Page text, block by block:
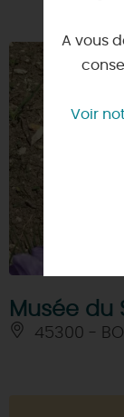
Musée du
45300 -
A vous
Voir